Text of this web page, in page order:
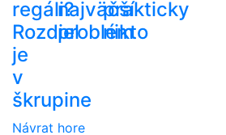
regáli?
Rozdiel
je
v
škrupine
najväčší
problém
prakticky
nikto
Návrat hore